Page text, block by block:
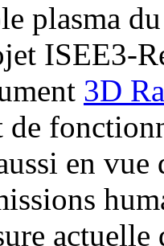
plasma
ISEE3-
3D
en
actuelle